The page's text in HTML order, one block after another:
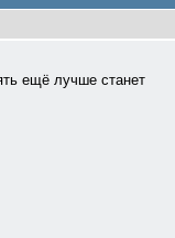
ещё лучше станет